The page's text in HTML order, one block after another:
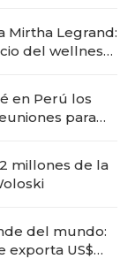
Mirtha Legrand:
del wellness
en Perú los
para
millones de la
del mundo:
exporta US$